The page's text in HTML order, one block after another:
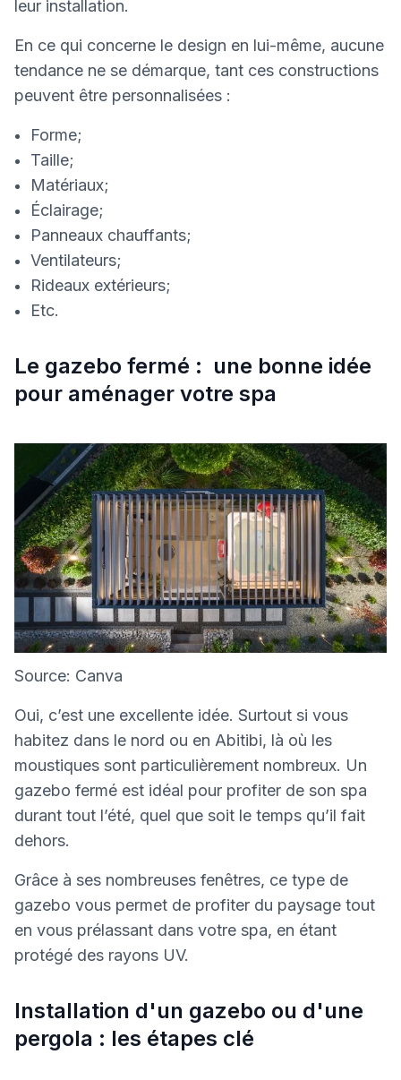
leur installation.
En ce qui concerne le design en lui-même, aucune
tendance ne se démarque, tant ces constructions
peuvent être personnalisées :
Forme;
Taille;
Matériaux;
Éclairage;
Panneaux chauffants;
Ventilateurs;
Rideaux extérieurs;
Etc.
Le gazebo fermé : une bonne idée
pour aménager votre spa
Source: Canva
Oui, c’est une excellente idée. Surtout si vous
habitez dans le nord ou en Abitibi, là où les
moustiques sont particulièrement nombreux. Un
gazebo fermé est idéal pour profiter de son spa
durant tout l’été, quel que soit le temps qu’il fait
dehors.
Grâce à ses nombreuses fenêtres, ce type de
gazebo vous permet de profiter du paysage tout
en vous prélassant dans votre spa, en étant
protégé des rayons UV.
Installation d'un gazebo ou d'une
pergola : les étapes clé